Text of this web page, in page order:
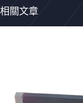
相關文章